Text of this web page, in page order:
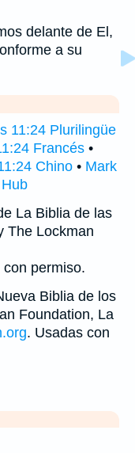
delante de El,
a su
11:24 Plurilingüe
Francés •
Chino • Mark
La Biblia de las
The Lockman
con permiso.
Biblia de los
Foundation, La
. Usadas con